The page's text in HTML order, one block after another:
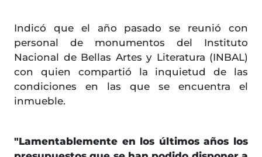
Indicó que el año pasado se reunió con
personal de monumentos del Instituto
Nacional de Bellas Artes y Literatura (INBAL)
con quien compartió la inquietud de las
condiciones en las que se encuentra el
inmueble.
"Lamentablemente en los últimos años los